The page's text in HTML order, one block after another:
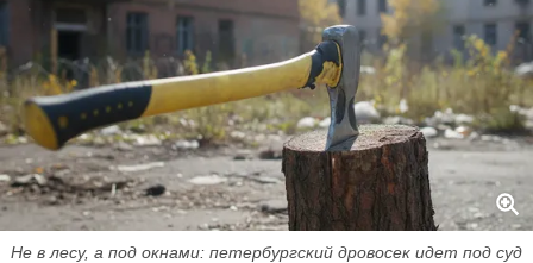
Не в лесу, а под окнами: петербургский дровосек идет под суд